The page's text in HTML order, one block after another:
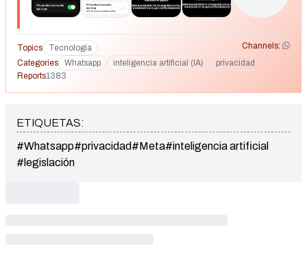
nuestros números e info. de los teléfonos, porque ahora es
Muchas gracias! 🚨IMPORTANTE: Aviso de privacidad del
chat de WhatsApp 🚨 Debido a los continuos desafíos de
ciberseguridad de la IA, es fundamental que todos los
administradores de grupos de WhatsApp habiliten la
configuración avanzada de privacidad del chat de inmediato.
legalmente a todos los mensajes de chat grupal, a los
personales almacenados en los teléfonos. ¡Esto también
incluye chats 1 a 1! 👉 Para habilitar la privacidad avanzada
Topics Tecnología
Channels:
Categories
Whatsapp inteligencia artificial (IA)
privacidad
Reports1383
ETIQUETAS:
#Whatsapp#privacidad#Meta#inteligencia artificial
#legislación